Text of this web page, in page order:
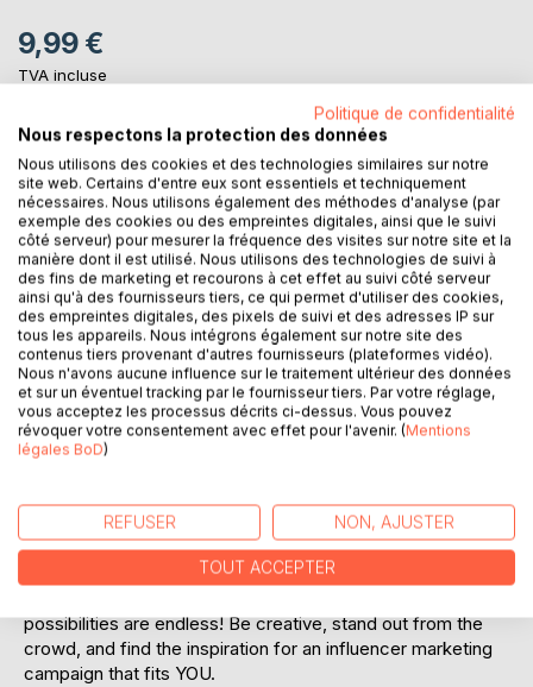
9,99 €
TVA incluse
AJOUTER AU PANIER
Ajouter à ma liste d'envies
Laisser un avis
DESCRIPTION
Sometimes it's difficult to find THE good idea to create
your influence campaign and you don't always have the
time to engage with in-depth competitive intelligence. This
possibilities are endless! Be creative, stand out from the
crowd, and find the inspiration for an influencer marketing
campaign that fits YOU.
Politique de confidentialité
Nous respectons la protection des données
Nous utilisons des cookies et des technologies similaires sur notre
site web. Certains d'entre eux sont essentiels et techniquement
nécessaires. Nous utilisons également des méthodes d'analyse (par
exemple des cookies ou des empreintes digitales, ainsi que le suivi
côté serveur) pour mesurer la fréquence des visites sur notre site et la
manière dont il est utilisé. Nous utilisons des technologies de suivi à
des fins de marketing et recourons à cet effet au suivi côté serveur
ainsi qu'à des fournisseurs tiers, ce qui permet d'utiliser des cookies,
des empreintes digitales, des pixels de suivi et des adresses IP sur
tous les appareils. Nous intégrons également sur notre site des
contenus tiers provenant d'autres fournisseurs (plateformes vidéo).
Nous n'avons aucune influence sur le traitement ultérieur des données
et sur un éventuel tracking par le fournisseur tiers. Par votre réglage,
vous acceptez les processus décrits ci-dessus. Vous pouvez
révoquer votre consentement avec effet pour l'avenir. (Mentions
légales BoD)
REFUSER NON, AJUSTER
TOUT ACCEPTER